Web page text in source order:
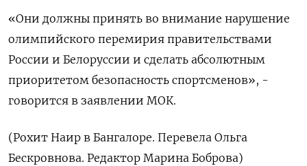
«Они должны принять во внимание нарушение
олимпийского перемирия правительствами
России и Белоруссии и сделать абсолютным
приоритетом безопасность спортсменов», -
говорится в заявлении МОК.
(Рохит Наир в Бангалоре. Перевела Ольга
Бескровнова. Редактор Марина Боброва)